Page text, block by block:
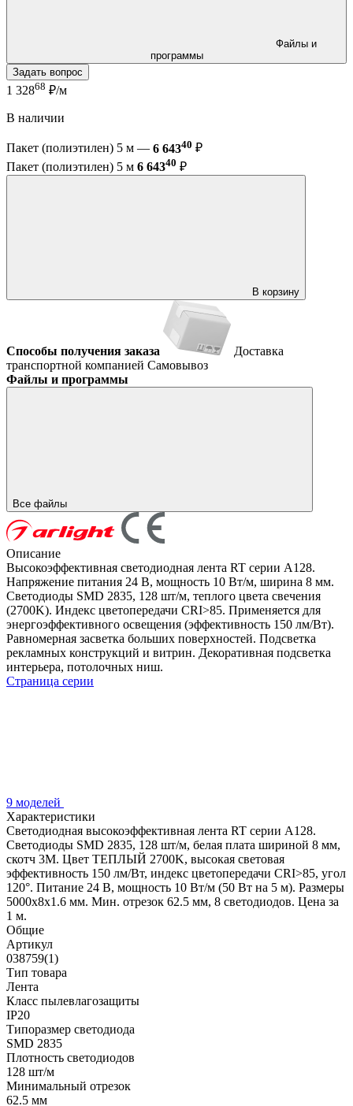
программы
Задать вопрос
1 32868 ₽/м
В наличии
Пакет (полиэтилен) 5 м — 6 64340 ₽
Пакет (полиэтилен) 5 м 6 64340 ₽
В корзину
Способы получения заказа
Доставка
транспортной компанией Самовывоз
Файлы и программы
Все файлы
Описание
Высокоэффективная светодиодная лента RT серии A128.
Напряжение питания 24 В, мощность 10 Вт/м, ширина 8 мм.
Светодиоды SMD 2835, 128 шт/м, теплого цвета свечения
(2700K). Индекс цветопередачи CRI>85. Применяется для
энергоэффективного освещения (эффективность 150 лм/Вт).
Равномерная засветка больших поверхностей. Подсветка
рекламных конструкций и витрин. Декоративная подсветка
интерьера, потолочных ниш.
Страница серии
9 моделей
Характеристики
Светодиодная высокоэффективная лента RT серии A128.
Светодиоды SMD 2835, 128 шт/м, белая плата шириной 8 мм,
скотч 3M. Цвет ТЕПЛЫЙ 2700K, высокая световая
эффективность 150 лм/Вт, индекс цветопередачи CRI>85, угол
120°. Питание 24 В, мощность 10 Вт/м (50 Вт на 5 м). Размеры
5000x8x1.6 мм. Мин. отрезок 62.5 мм, 8 светодиодов. Цена за
1 м.
Общие
Артикул
038759(1)
Тип товара
Лента
Класс пылевлагозащиты
IP20
Типоразмер светодиода
SMD 2835
Плотность светодиодов
128 шт/м
Минимальный отрезок
62.5 мм